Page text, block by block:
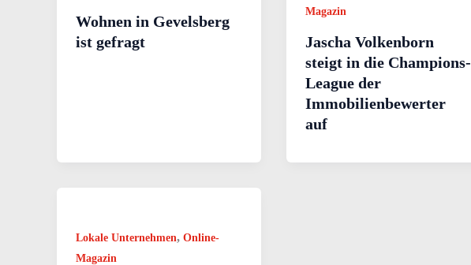
Wohnen in Gevelsberg
ist gefragt
Magazin
Jascha Volkenborn
steigt in die Champions-
League der
Immobilienbewerter
auf
Lokale Unternehmen, Online-
Magazin